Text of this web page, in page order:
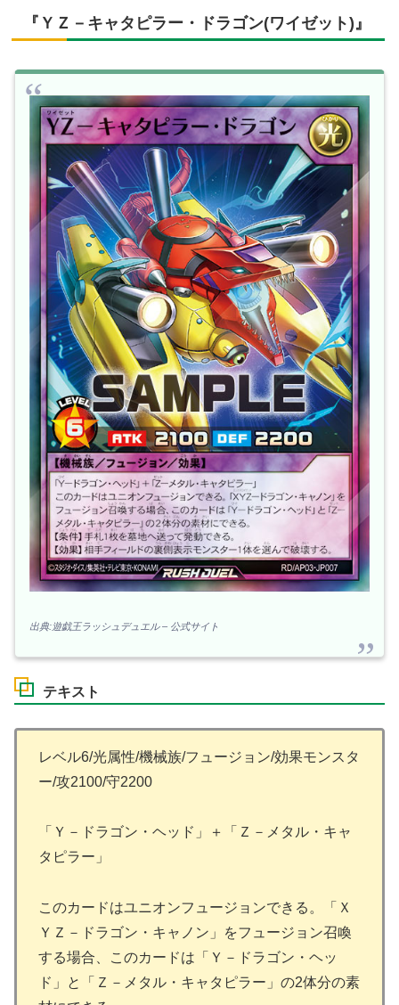
『ＹＺ－キャタピラー・ドラゴン(ワイゼット)』
出典:遊戯王ラッシュデュエル – 公式サイト
テキスト
レベル6/光属性/機械族/フュージョン/効果モンスタ
ー/攻2100/守2200
「Ｙ－ドラゴン・ヘッド」＋「Ｚ－メタル・キャ
タピラー」
このカードはユニオンフュージョンできる。「Ｘ
ＹＺ－ドラゴン・キャノン」をフュージョン召喚
する場合、このカードは「Ｙ－ドラゴン・ヘッ
ド」と「Ｚ－メタル・キャタピラー」の2体分の素